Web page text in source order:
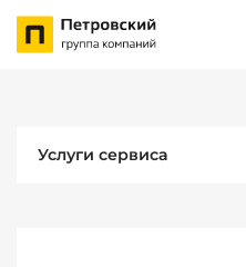
Услуги сервиса